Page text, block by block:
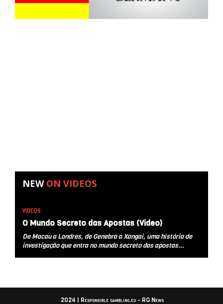
NEW ON VIDEOS
VIDEOS
O Mundo Secreto das Apostas (Video)
De Macau a Londres, de Genebra a Xangai, uma história de
investigação que entra no mundo secreto das apostas...
2024 | Responsible gambling.eu - RG News